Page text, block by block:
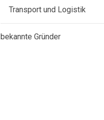
Transport und Logistik
bekannte Gründer